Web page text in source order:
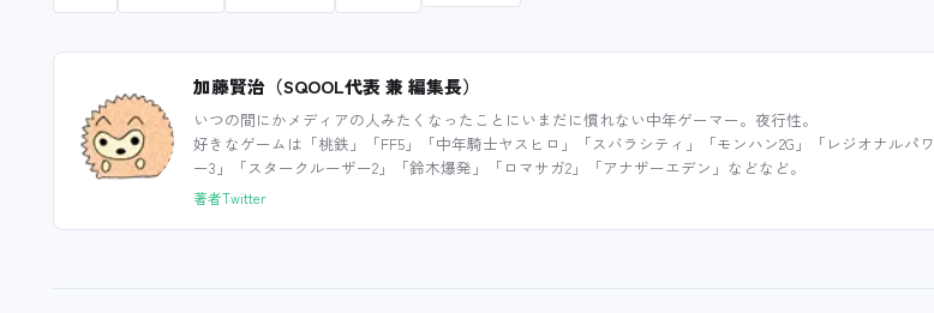
加藤賢治（SQOOL代表 兼 編集長）
いつの間にかメディアの人みたくなったことにいまだに慣れない中年ゲーマー。夜行性。
好きなゲームは「桃鉄」「FF5」「中年騎士ヤスヒロ」「スバラシティ」「モンハン2G」「レジオナルパワ
ー3」「スタークルーザー2」「鈴木爆発」「ロマサガ2」「アナザーエデン」などなど。
著者Twitter